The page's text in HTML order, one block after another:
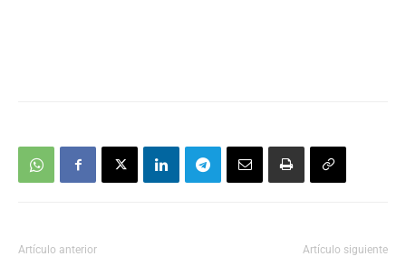
Artículo anterior Artículo siguiente